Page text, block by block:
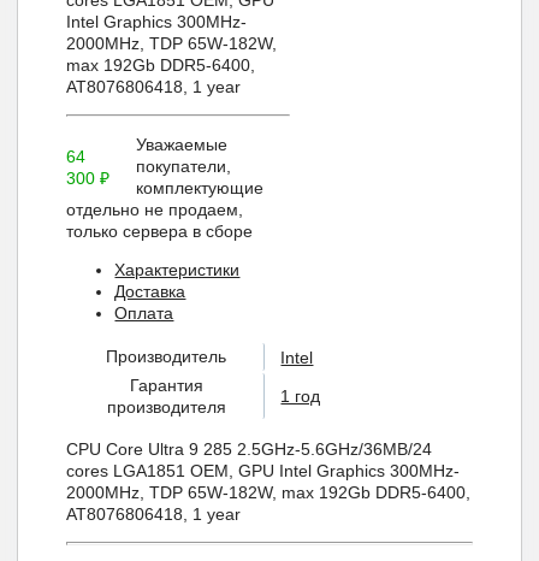
Intel Graphics 300MHz-
2000MHz, TDP 65W-182W,
max 192Gb DDR5-6400,
AT8076806418, 1 year
64
300₽
Уважаемые
покупатели,
комплектующие
отдельно не продаем,
только сервера в сборе
Характеристики
Доставка
Оплата
Производитель
Intel
Гарантия
производителя
1 год
CPU Core Ultra 9 285 2.5GHz-5.6GHz/36MB/24
cores LGA1851 OEM, GPU Intel Graphics 300MHz-
2000MHz, TDP 65W-182W, max 192Gb DDR5-6400,
AT8076806418, 1 year